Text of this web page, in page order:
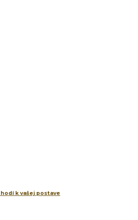
k vašej postave